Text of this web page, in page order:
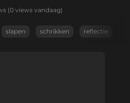
(0 views vandaag)
slapen schrikken reflectie